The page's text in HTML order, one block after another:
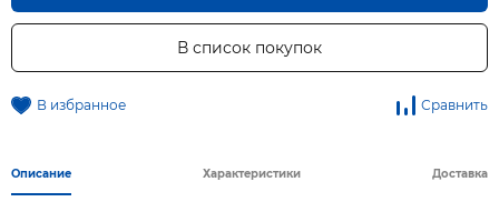
В список покупок
В избранное Сравнить
Описание Характеристики Доставка